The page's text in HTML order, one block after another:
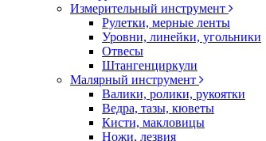
Измерительный инструмент
Рулетки, мерные ленты
Уровни, линейки, угольники
Отвесы
Штангенциркули
Малярный инструмент
Валики, ролики, рукоятки
Ведра, тазы, кюветы
Кисти, макловицы
Ножи, лезвия